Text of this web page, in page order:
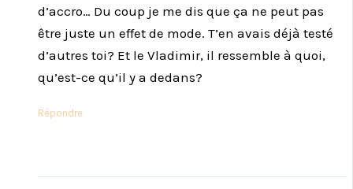
d’accro… Du coup je me dis que ça ne peut pas
être juste un effet de mode. T’en avais déjà testé
d’autres toi? Et le Vladimir, il ressemble à quoi,
qu’est-ce qu’il y a dedans?
Répondre